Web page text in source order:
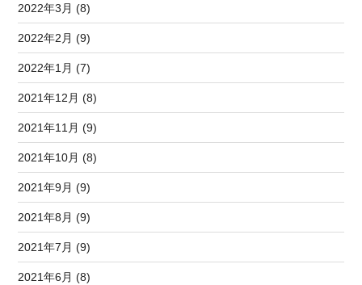
2022年3月 (8)
2022年2月 (9)
2022年1月 (7)
2021年12月 (8)
2021年11月 (9)
2021年10月 (8)
2021年9月 (9)
2021年8月 (9)
2021年7月 (9)
2021年6月 (8)